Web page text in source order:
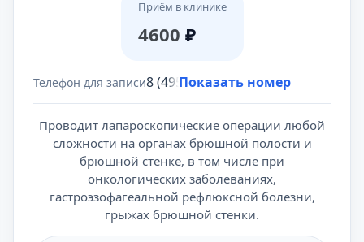
Приём в клинике
4600 ₽
Телефон для записи8 (495) 431-69-47
Показать номер
Проводит лапароскопические операции любой
сложности на органах брюшной полости и
брюшной стенке, в том числе при
онкологических заболеваниях,
гастроэзофагеальной рефлюксной болезни,
грыжах брюшной стенки.